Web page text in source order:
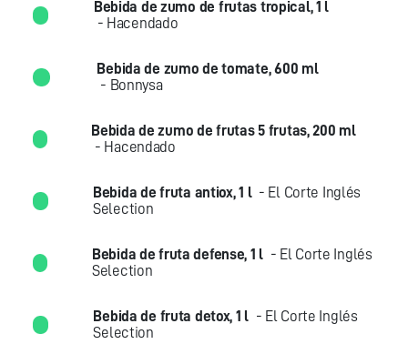
Bebida de zumo de frutas tropical, 1 l
- Hacendado
Bebida de zumo de tomate, 600 ml
- Bonnysa
Bebida de zumo de frutas 5 frutas, 200 ml
- Hacendado
Bebida de fruta antiox, 1 l - El Corte Inglés
Selection
Bebida de fruta defense, 1 l - El Corte Inglés
Selection
Bebida de fruta detox, 1 l - El Corte Inglés
Selection